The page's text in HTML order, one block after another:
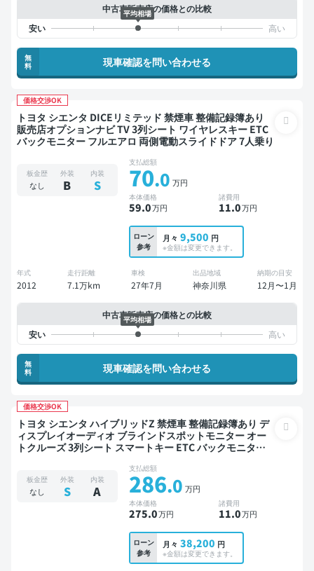
中古車販売店の価格との比較
平均相場
無
料
現車確認を問い合わせる
価格交渉OK
トヨタ シエンタ DICEリミテッド 禁煙車 整備記録簿あり
販売店オプションナビ TV 3列シート ワイヤレスキー ETC
バックモニター フルエアロ 両側電動スライドドア 7人乗り
板金歴
なし
外装
B
内装
S
支払総額
70.0 万円
本体価格
59.0万円
諸費用
11.0万円
ローン
参考
月々 9,500 円
※金額は変更できます。
年式
2012
走行距離
7.1万km
車検
27年7月
出品地域
神奈川県
納期の目安
12月〜1月
中古車販売店の価格との比較
平均相場
無
料
現車確認を問い合わせる
価格交渉OK
トヨタ シエンタ ハイブリッドZ 禁煙車 整備記録簿あり デ
ィスプレイオーディオ ブラインドスポットモニター オー
トクルーズ 3列シート スマートキー ETC バックモニター
板金歴
なし
外装
S
内装
A
支払総額
286.0 万円
本体価格
275.0万円
諸費用
11.0万円
ローン
参考
月々 38,200 円
※金額は変更できます。